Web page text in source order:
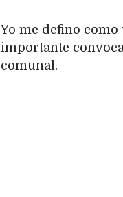
Yo me defino
importante
comunal.